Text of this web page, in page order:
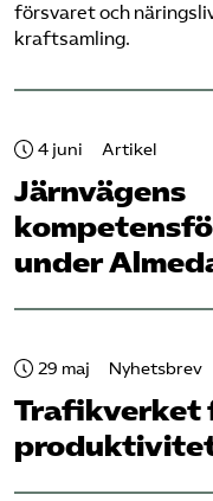
försvaret och
kraftsamling.
4 juni Artikel
Järnvägens
under
29 maj Nyhetsbrev
Trafikverket